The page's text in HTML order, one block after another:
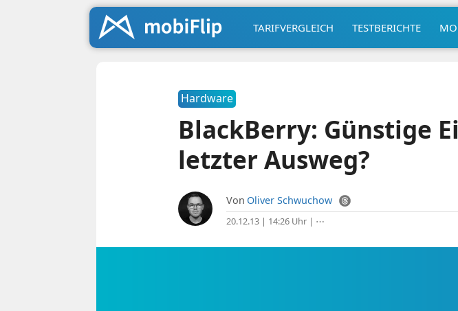
TARIFVERGLEICH TESTBERICHTE
Hardware
BlackBerry: Günstige
letzter Ausweg?
Von Oliver Schwuchow
20.12.13 | 14:26 Uhr| ⋯